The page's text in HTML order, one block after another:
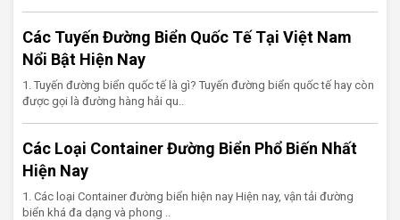
Các Tuyến Đường Biển Quốc Tế Tại Việt Nam
Nổi Bật Hiện Nay
1. Tuyến đường biển quốc tế là gì? Tuyến đường biển quốc tế hay còn
được gọi là đường hàng hải qu..
Các Loại Container Đường Biển Phổ Biến Nhất
Hiện Nay
1. Các loại Container đường biển hiện nay Hiện nay, vận tải đường
biển khá đa dạng và phong ..